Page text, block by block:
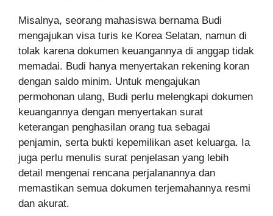
Misalnya, seorang mahasiswa bernama Budi
mengajukan visa turis ke Korea Selatan, namun di
tolak karena dokumen keuangannya di anggap tidak
memadai. Budi hanya menyertakan rekening koran
dengan saldo minim. Untuk mengajukan
permohonan ulang, Budi perlu melengkapi dokumen
keuangannya dengan menyertakan surat
keterangan penghasilan orang tua sebagai
penjamin, serta bukti kepemilikan aset keluarga. Ia
juga perlu menulis surat penjelasan yang lebih
detail mengenai rencana perjalanannya dan
memastikan semua dokumen terjemahannya resmi
dan akurat.